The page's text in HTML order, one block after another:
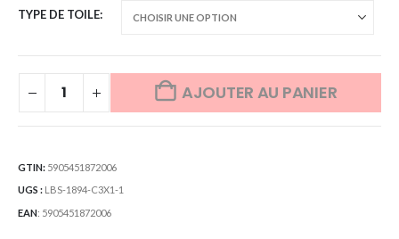
TYPE DE TOILE
AJOUTER AU PANIER
GTIN: 5905451872006
UGS : LBS-1894-C3X1-1
EAN: 5905451872006